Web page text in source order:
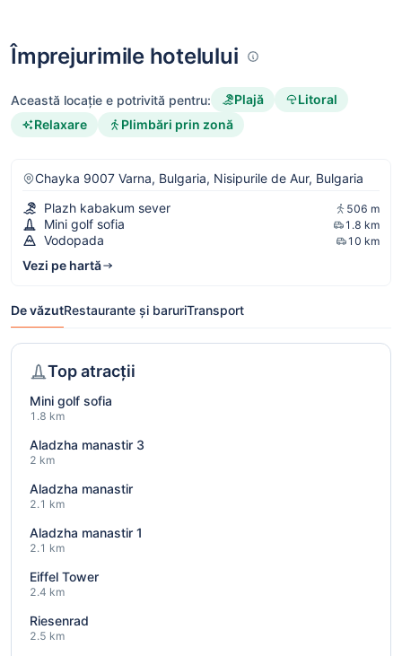
Împrejurimile hotelului
Această locație e potrivită pentru: Plajă
Litoral
Relaxare
Plimbări prin zonă
Chayka 9007 Varna, Bulgaria, Nisipurile de Aur, Bulgaria
Plazh kabakum sever
506 m
Mini golf sofia 1.8 km
Vodopada 10 km
Vezi pe hartă
De văzutRestaurante și baruriTransport
Top atracții
Mini golf sofia
1.8 km
Aladzha manastir 3
2 km
Aladzha manastir
2.1 km
Aladzha manastir 1
2.1 km
Eiffel Tower
2.4 km
Riesenrad
2.5 km